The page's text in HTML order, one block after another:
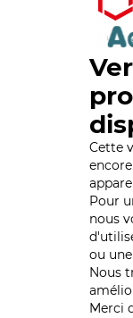
Cette
Pour
nous
ou
Nous
Merci